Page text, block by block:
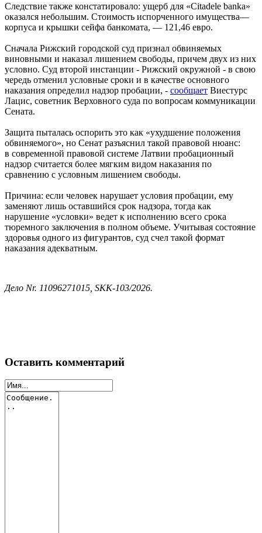
Следствие также констатировало: ущерб для «Citadele banka»
оказался небольшим. Стоимость испорченного имущества—
корпуса и крышки сейфа банкомата, — 121,46 евро.
Сначала Рижский городской суд признал обвиняемых
виновными и наказал лишением свободы, причем двух из них
условно. Суд второй инстанции - Рижский окружной - в свою
чередь отменил условные сроки и в качестве основного
наказания определил надзор пробации, - сообщает Виестурс
Лацис, советник Верховного суда по вопросам коммуникации
Сената.
Защита пыталась оспорить это как «ухудшение положения
обвиняемого», но Сенат разъяснил такой правовой нюанс:
в современной правовой системе Латвии пробационный
надзор считается более мягким видом наказания по
сравнению с условным лишением свободы.
Причина: если человек нарушает условия пробации, ему
заменяют лишь оставшийся срок надзора, тогда как
нарушение «условки» ведет к исполнению всего срока
тюремного заключения в полном объеме. Учитывая состояние
здоровья одного из фигурантов, суд счел такой формат
наказания адекватным.
Дело Nr. 11096271015, SKK‐103/2026.
Оставить комментарий